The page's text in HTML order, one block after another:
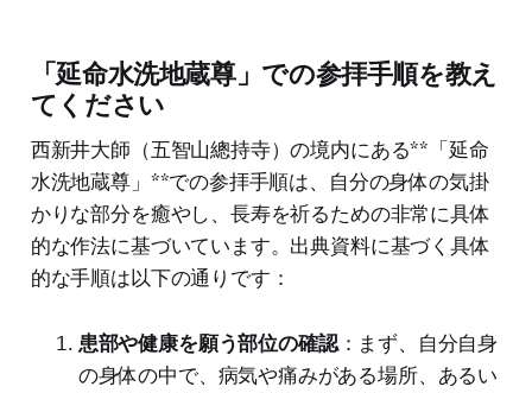
「延命水洗地蔵尊」での参拝手順を教え
てください
西新井大師（五智山總持寺）の境内にある**「延命
水洗地蔵尊」**での参拝手順は、自分の身体の気掛
かりな部分を癒やし、長寿を祈るための非常に具体
的な作法に基づいています。出典資料に基づく具体
的な手順は以下の通りです：
患部や健康を願う部位の確認：まず、自分自身
の身体の中で、病気や痛みがある場所、あるい